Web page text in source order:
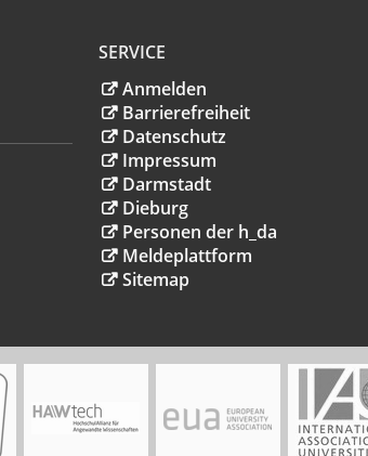
SERVICE
Anmelden
Barrierefreiheit
Datenschutz
Impressum
Darmstadt
Dieburg
Personen der h_da
Meldeplattform
Sitemap